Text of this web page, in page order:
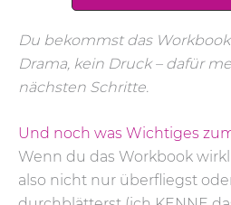
Du bekommst das
Drama, kein Druck – dafür
nächsten Schritte.
Und noch was Wichtiges
Wenn du das Workbook
also nicht nur überfliegst